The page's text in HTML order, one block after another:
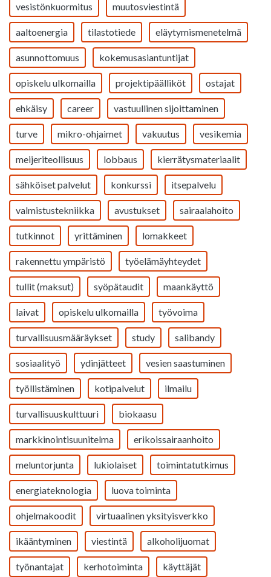
vesistönkuormitus muutosviestintä
aaltoenergia tilastotiede eläytymismenetelmä
asunnottomuus kokemusasiantuntijat
opiskelu ulkomailla projektipäälliköt ostajat
ehkäisy career vastuullinen sijoittaminen
turve mikro-ohjaimet vakuutus vesikemia
meijeriteollisuus lobbaus kierrätysmateriaalit
sähköiset palvelut konkurssi itsepalvelu
valmistustekniikka avustukset sairaalahoito
tutkinnot yrittäminen lomakkeet
rakennettu ympäristö työelämäyhteydet
tullit (maksut) syöpätaudit maankäyttö
laivat opiskelu ulkomailla työvoima
turvallisuusmääräykset study salibandy
sosiaalityö ydinjätteet vesien saastuminen
työllistäminen kotipalvelut ilmailu
turvallisuuskulttuuri biokaasu
markkinointisuunitelma erikoissairaanhoito
meluntorjunta lukiolaiset toimintatutkimus
energiateknologia luova toiminta
ohjelmakoodit virtuaalinen yksityisverkko
ikääntyminen viestintä alkoholijuomat
työnantajat kerhotoiminta käyttäjät